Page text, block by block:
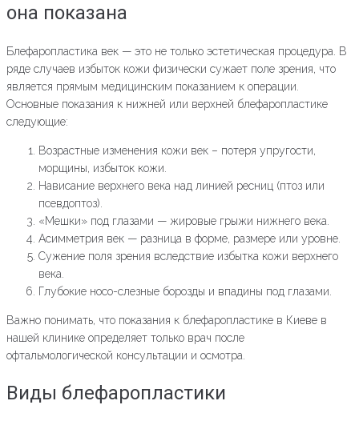
она показана
Блефаропластика век — это не только эстетическая процедура. В
ряде случаев избыток кожи физически сужает поле зрения, что
является прямым медицинским показанием к операции.
Основные показания к нижней или верхней блефаропластике
следующие:
Возрастные изменения кожи век – потеря упругости,
морщины, избыток кожи.
Нависание верхнего века над линией ресниц (птоз или
псевдоптоз).
«Мешки» под глазами — жировые грыжи нижнего века.
Асимметрия век — разница в форме, размере или уровне.
Сужение поля зрения вследствие избытка кожи верхнего
века.
Глубокие носо-слезные борозды и впадины под глазами.
Важно понимать, что показания к блефаропластике в Киеве в
нашей клинике определяет только врач после
офтальмологической консультации и осмотра.
Виды блефаропластики